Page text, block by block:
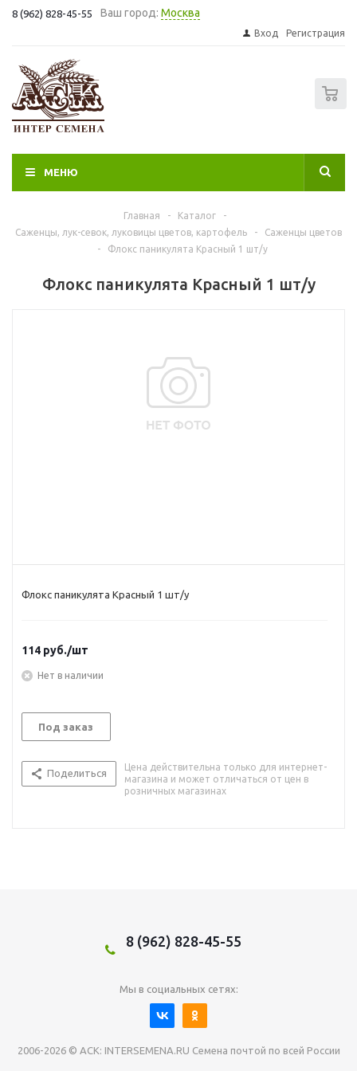
8 (962) 828-45-55 Ваш город: Москва
Вход Регистрация
МЕНЮ
Главная - Каталог
-
Саженцы, лук-севок, луковицы цветов, картофель
-
Саженцы цветов
-
Флокс паникулята Красный 1 шт/у
Флокс паникулята Красный 1 шт/у
Флокс паникулята Красный 1 шт/у
114 руб./шт
Нет в наличии
Под заказ
Поделиться
Цена действительна только для интернет-
магазина и может отличаться от цен в
розничных магазинах
8 (962) 828-45-55
Мы в социальных сетях:
2006-2026 © АСК: INTERSEMENA.RU Семена почтой по всей России